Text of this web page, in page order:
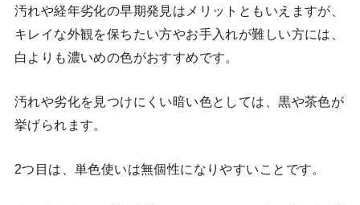
汚れや経年劣化の早期発見はメリットともいえますが、
キレイな外観を保ちたい方やお手入れが難しい方には、
白よりも濃いめの色がおすすめです。
汚れや劣化を見つけにくい暗い色としては、黒や茶色が
挙げられます。
2つ目は、単色使いは無個性になりやすいことです。